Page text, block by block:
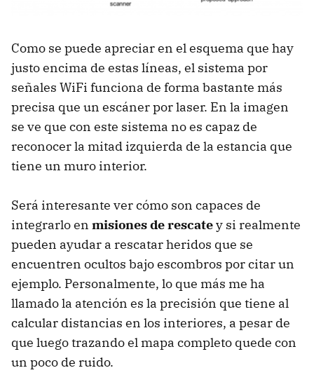
Como se puede apreciar en el esquema que hay
justo encima de estas líneas, el sistema por
señales WiFi funciona de forma bastante más
precisa que un escáner por laser. En la imagen
se ve que con este sistema no es capaz de
reconocer la mitad izquierda de la estancia que
tiene un muro interior.
Será interesante ver cómo son capaces de
integrarlo en misiones de rescatey si realmente
pueden ayudar a rescatar heridos que se
encuentren ocultos bajo escombros por citar un
ejemplo. Personalmente, lo que más me ha
llamado la atención es la precisión que tiene al
calcular distancias en los interiores, a pesar de
que luego trazando el mapa completo quede con
un poco de ruido.